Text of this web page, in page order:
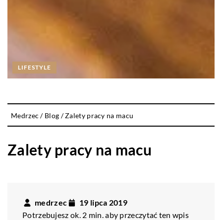
LIFESTYLE
Medrzec / Blog /Zalety pracy na macu
Zalety pracy na macu
medrzec
19 lipca 2019
Potrzebujesz ok. 2 min. aby przeczytać ten wpis